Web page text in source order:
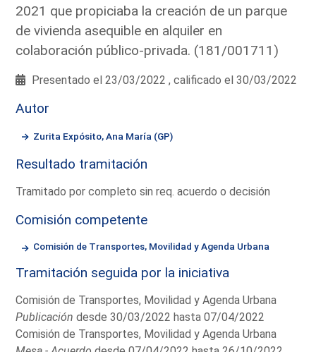
2021 que propiciaba la creación de un parque
de vivienda asequible en alquiler en
colaboración público-privada. (181/001711)
Presentado el 23/03/2022 , calificado el 30/03/2022
Autor
Zurita Expósito, Ana María (GP)
Resultado tramitación
Tramitado por completo sin req. acuerdo o decisión
Comisión competente
Comisión de Transportes, Movilidad y Agenda Urbana
Tramitación seguida por la iniciativa
Comisión de Transportes, Movilidad y Agenda Urbana
Publicación desde 30/03/2022 hasta 07/04/2022
Comisión de Transportes, Movilidad y Agenda Urbana